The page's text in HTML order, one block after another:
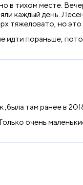
в тихом месте.
каждый день.
тяжеловато, но
идти пораньше,
,была там ранее в
очень